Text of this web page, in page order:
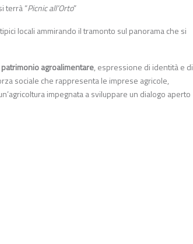
terrà “Picnic all’Orto”
locali ammirando il tramonto sul panorama che si
patrimonio agroalimentare, espressione di identità e di
sociale che rappresenta le imprese agricole,
impegnata a sviluppare un dialogo aperto